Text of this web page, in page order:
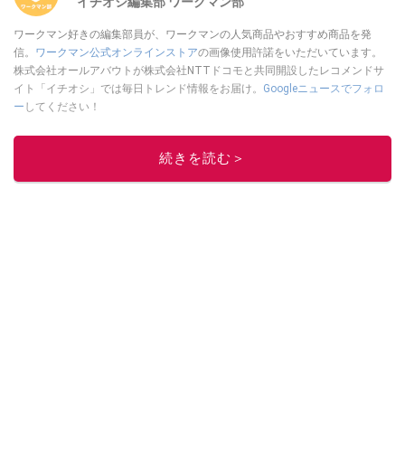
ワークマン好きの編集部員が、ワークマンの人気商品やおすすめ商品を発
信。 ワークマン公式オンラインストアの画像使用許諾をいただいています。
株式会社オールアバウトが株式会社NTTドコモと共同開設したレコメンドサ
イト「イチオシ」では毎日トレンド情報をお届け。 Googleニュースでフォロ
ー してください！
このイチオシストの他の記事を読む
続きを読む＞